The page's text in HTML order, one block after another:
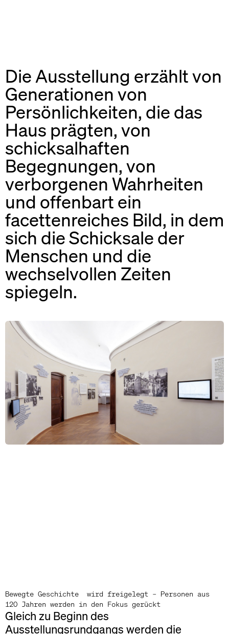
Die Ausstellung erzählt von
Generationen von
Persönlichkeiten, die das
Haus prägten, von
schicksalhaften
Begegnungen, von
verborgenen Wahrheiten
und offenbart ein
facettenreiches Bild, in dem
sich die Schicksale der
Menschen und die
wechselvollen Zeiten
spiegeln.
Bewegte Geschichte wird freigelegt – Personen aus
120 Jahren werden in den Fokus gerückt
Gleich zu Beginn des
Ausstellungsrundgangs werden die